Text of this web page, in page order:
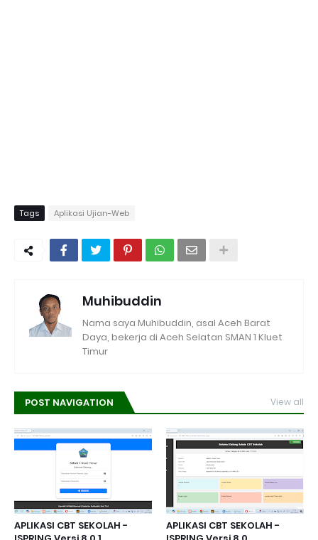
Tags Aplikasi Ujian-Web
Muhibuddin
Nama saya Muhibuddin, asal Aceh Barat
Daya, bekerja di Aceh Selatan SMAN 1 Kluet
Timur
POST NAVIGATION View all
APLIKASI CBT SEKOLAH -
APLIKASI CBT SEKOLAH -